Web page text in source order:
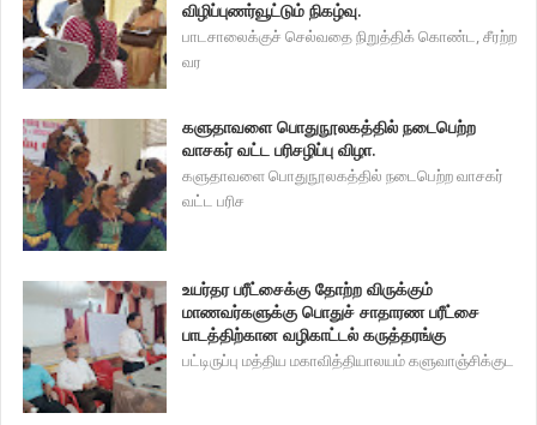
விழிப்புணர்வூட்டும் நிகழ்வு.
பாடசாலைக்குச் செல்வதை நிறுத்திக் கொண்ட, சீரற்ற
வர
களுதாவளை பொதுநூலகத்தில் நடைபெற்ற
வாசகர் வட்ட பரிசழிப்பு விழா.
களுதாவளை பொதுநூலகத்தில் நடைபெற்ற வாசகர்
வட்ட பரிச
உயர்தர பரீட்சைக்கு தோற்ற விருக்கும்
மாணவர்களுக்கு பொதுச் சாதாரண பரீட்சை
பாடத்திற்கான வழிகாட்டல் கருத்தரங்கு
பட்டிருப்பு மத்திய மகாவித்தியாலயம் களுவாஞ்சிக்குட